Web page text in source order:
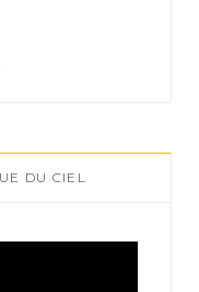
DU CIEL